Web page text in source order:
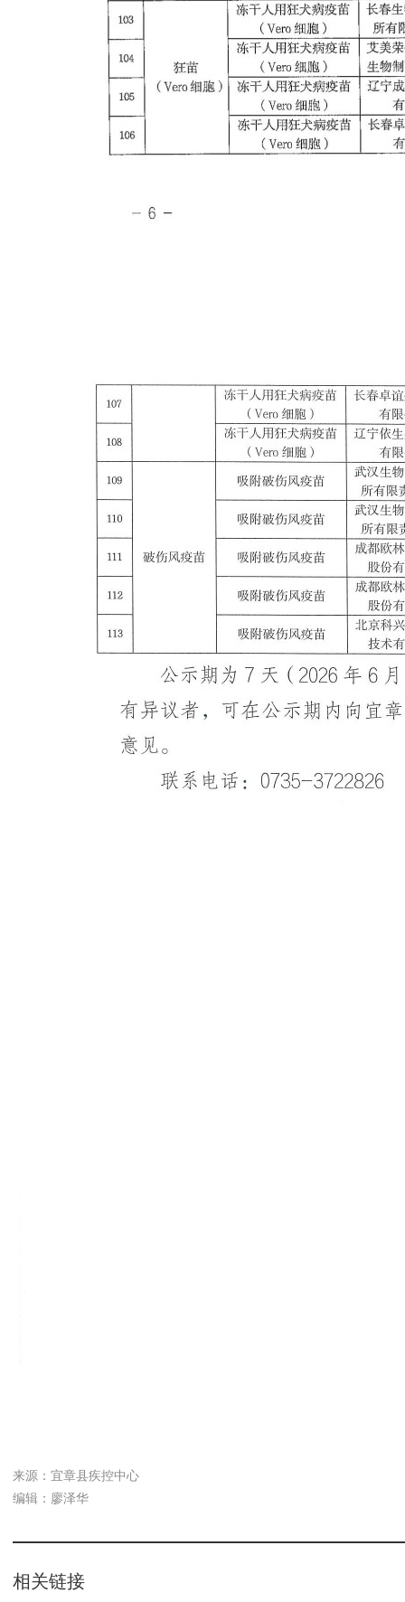
来源：宜章县疾控中心
编辑：廖泽华
相关链接